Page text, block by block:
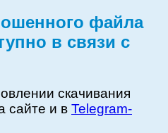
файла
в связи с
скачивания
сайте и в Telegram-